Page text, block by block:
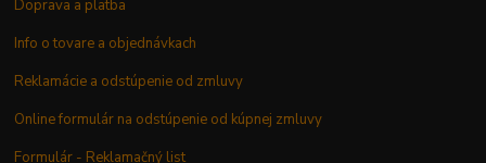
Doprava a platba
Info o tovare a objednávkach
Reklamácie a odstúpenie od zmluvy
Online formulár na odstúpenie od kúpnej zmluvy
Formulár - Reklamačný list